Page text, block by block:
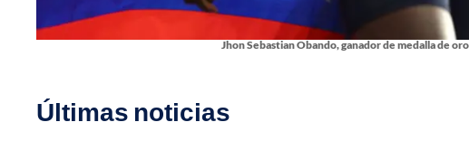
Jhon Sebastian Obando, ganador de medalla de
Últimas noticias